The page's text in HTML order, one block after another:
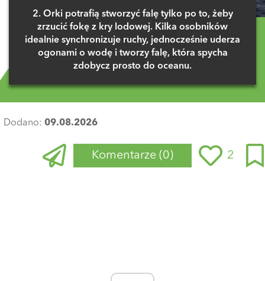
2. Orki potrafią stworzyć falę tylko po to, żeby
zrzucić fokę z kry lodowej. Kilka osobników
idealnie synchronizuje ruchy, jednocześnie uderza
ogonami o wodę i tworzy falę, która spycha
zdobycz prosto do oceanu.
Dodano: 09.08.2026
Komentarze (0) 2